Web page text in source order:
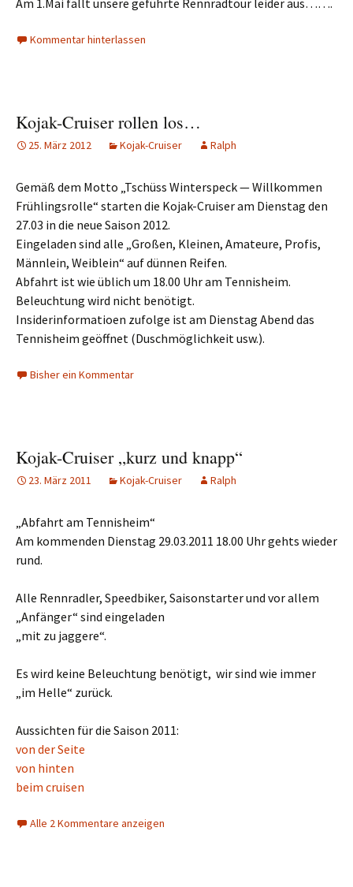
Am 1.Mai fällt unsere geführte Rennradtour leider aus…….
Kommentar hinterlassen
Kojak-Cruiser rollen los…
25. März 2012 Kojak-Cruiser Ralph
Gemäß dem Motto „Tschüss Winterspeck — Willkommen
Frühlingsrolle“ starten die Kojak-Cruiser am Dienstag den
27.03 in die neue Saison 2012.
Eingeladen sind alle „Großen, Kleinen, Amateure, Profis,
Männlein, Weiblein“ auf dünnen Reifen.
Abfahrt ist wie üblich um 18.00 Uhr am Tennisheim.
Beleuchtung wird nicht benötigt.
Insiderinformatioen zufolge ist am Dienstag Abend das
Tennisheim geöffnet (Duschmöglichkeit usw.).
Bisher ein Kommentar
Kojak-Cruiser „kurz und knapp“
23. März 2011 Kojak-Cruiser Ralph
„Abfahrt am Tennisheim“
Am kommenden Dienstag 29.03.2011 18.00 Uhr gehts wieder
rund.
Alle Rennradler, Speedbiker, Saisonstarter und vor allem
„Anfänger“ sind eingeladen
„mit zu jaggere“.
Es wird keine Beleuchtung benötigt, wir sind wie immer
„im Helle“ zurück.
Aussichten für die Saison 2011:
von der Seite
von hinten
beim cruisen
Alle 2 Kommentare anzeigen